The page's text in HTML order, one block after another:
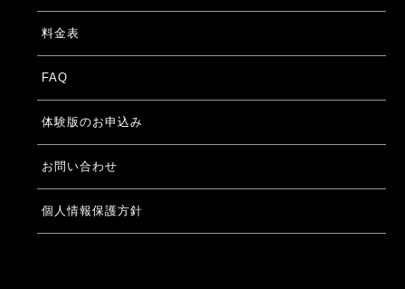
料金表
FAQ
体験版のお申込み
お問い合わせ
個人情報保護方針